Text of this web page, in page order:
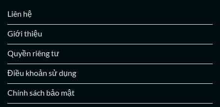
Liên hệ
Giới thiệu
Quyền riêng tư
Điều khoản sử dụng
Chính sách bảo mật